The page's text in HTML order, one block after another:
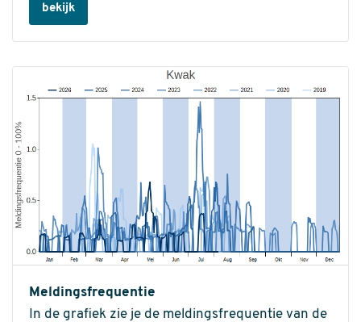
bekijk
Meldingsfrequentie
In de grafiek zie je de meldingsfrequentie van de